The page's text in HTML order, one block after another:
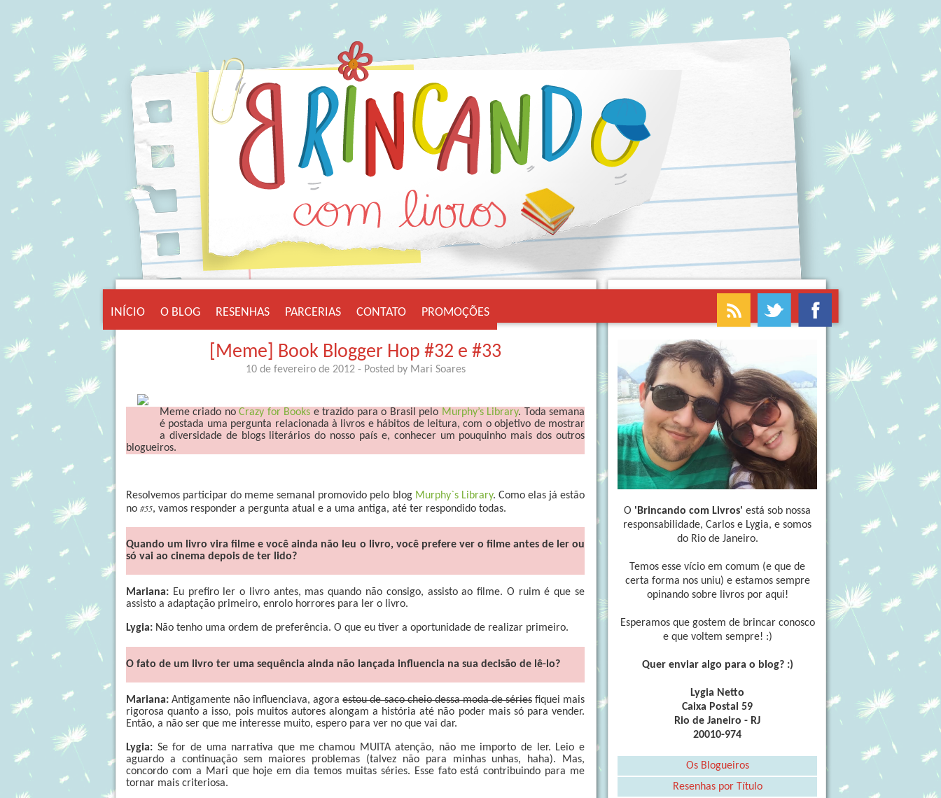
INÍCIO O BLOG RESENHAS PARCERIAS CONTATO PROMOÇÕES
[Meme] Book Blogger Hop #32 e #33
10 de fevereiro de 2012 - Posted by Mari Soares
Meme criado noCrazy for Books e trazido para o Brasil pelo Murphy’s Library. Toda semana
é postada uma pergunta relacionada à livros e hábitos de leitura, com o objetivo de mostrar
a diversidade de blogs literários do nosso país e, conhecer um pouquinho mais dos outros
blogueiros.
Resolvemos participar do meme semanal promovido pelo blog Murphy`s Library. Como elas já estão
no #55, vamos responder a pergunta atual e a uma antiga, até ter respondido todas.
Quando um livro vira filme e você ainda não leu o livro, você prefere ver o filme antes de ler ou
só vai ao cinema depois de ter lido?
Mariana: Eu prefiro ler o livro antes, mas quando não consigo, assisto ao filme. O ruim é que se
assisto a adaptação primeiro, enrolo horrores para ler o livro.
Lygia: Não tenho uma ordem de preferência. O que eu tiver a oportunidade de realizar primeiro.
O fato de um livro ter uma sequência ainda não lançada influencia na sua decisão de lê-lo?
Mariana: Antigamente não influenciava, agoraestou de saco cheio dessa moda de sériesfiquei mais
rigorosa quanto a isso, pois muitos autores alongam a história até não poder mais só para vender.
Então, a não ser que me interesse muito, espero para ver no que vai dar.
Lygia: Se for de uma narrativa que me chamou MUITA atenção, não me importo de ler. Leio e
aguardo a continuação sem maiores problemas (talvez não para minhas unhas, haha). Mas,
concordo com a Mari que hoje em dia temos muitas séries. Esse fato está contribuindo para me
tornar mais criteriosa.
O 'Brincando com Livros' está sob nossa
responsabilidade, Carlos e Lygia, e somos
do Rio de Janeiro.
Temos esse vício em comum (e que de
certa forma nos uniu) e estamos sempre
opinando sobre livros por aqui!
Esperamos que gostem de brincar conosco
e que voltem sempre! :)
Quer enviar algo para o blog? :)
Lygia Netto
Caixa Postal 59
Rio de Janeiro - RJ
20010-974
Os Blogueiros
Resenhas por Título